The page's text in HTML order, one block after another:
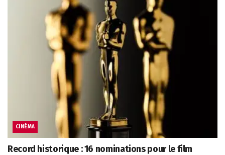
CINÉMA
Record historique : 16 nominations pour le film